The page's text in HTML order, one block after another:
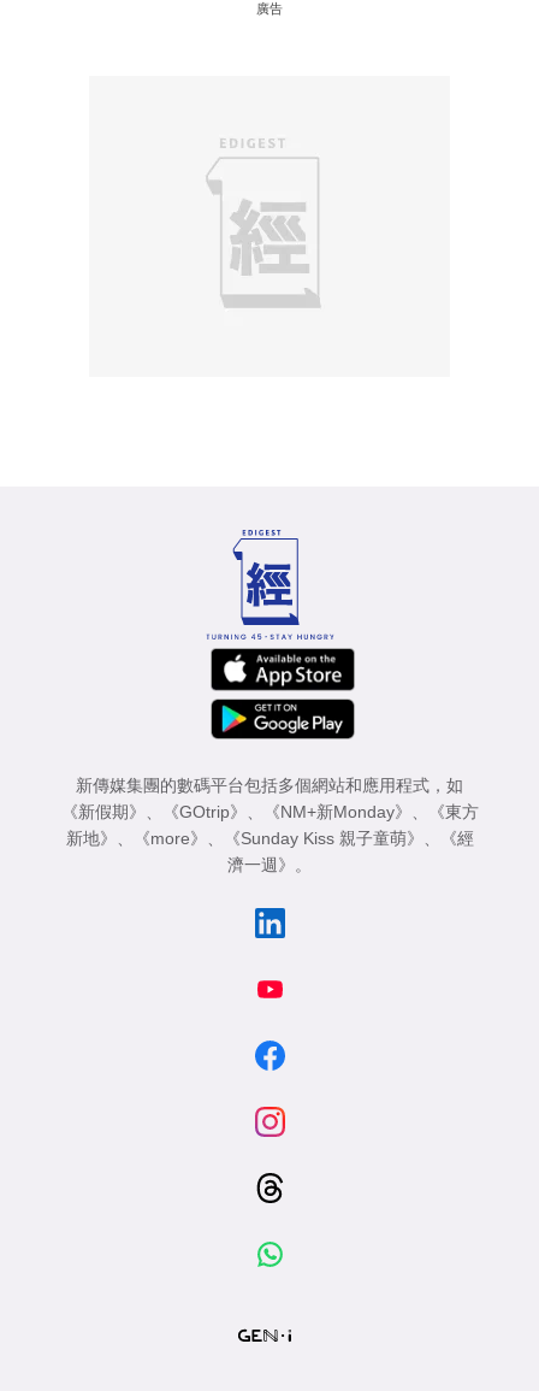
廣告
新傳媒集團的數碼平台包括多個網站和應用程式，如
《新假期》 、 《GOtrip》 、 《NM+新Monday》 、
《東方
新地》 、 《more》 、 《Sunday Kiss 親子童萌》 、
《經
濟一週》 。